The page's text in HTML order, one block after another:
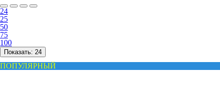
24
25
50
75
100
Показать: 24
ПОПУЛЯРНЫЙ